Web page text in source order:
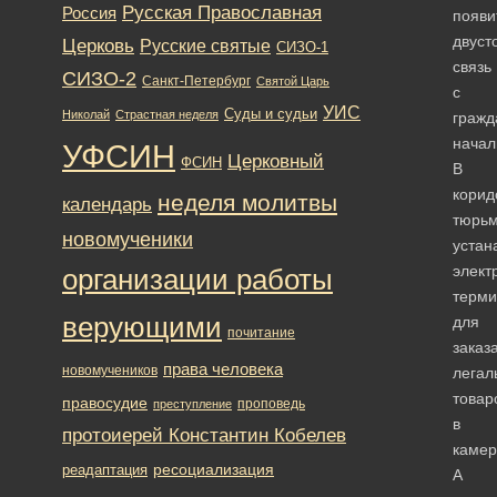
связь
с
В
для
в
А
Россия Русская Православная
Церковь Русские святые СИЗО-1
СИЗО-2 Санкт-Петербург Святой Царь
Николай Страстная неделя Суды и судьи УИС
УФСИН ФСИН Церковный
календарь неделя молитвы
новомученики
организации работы
верующими почитание
новомучеников права человека
правосудие преступление проповедь
протоиерей Константин Кобелев
реадаптация ресоциализация